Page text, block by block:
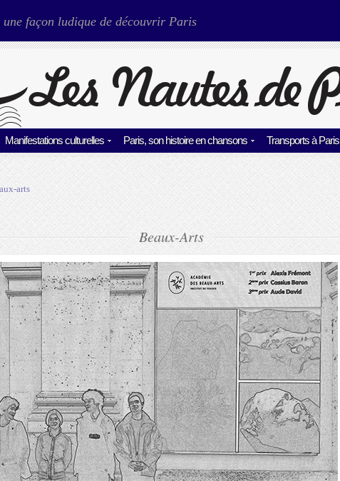
façon ludique de découvrir Paris
Manifestations culturelles Paris, son histoire en chansons Transports à Paris
arts
Beaux-Arts